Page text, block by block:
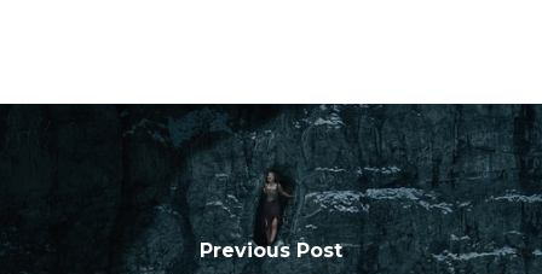
Previous Post